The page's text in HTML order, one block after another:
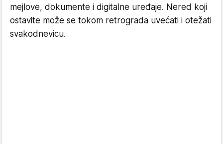
mejlove, dokumente i digitalne uređaje. Nered koji
ostavite može se tokom retrograda uvećati i otežati
svakodnevicu.